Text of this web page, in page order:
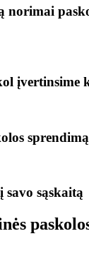
norimai
įvertinsime
sprendimą
sąskaitą